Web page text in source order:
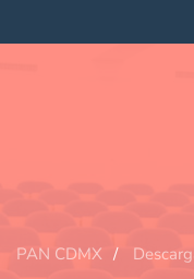
PAN CDMX